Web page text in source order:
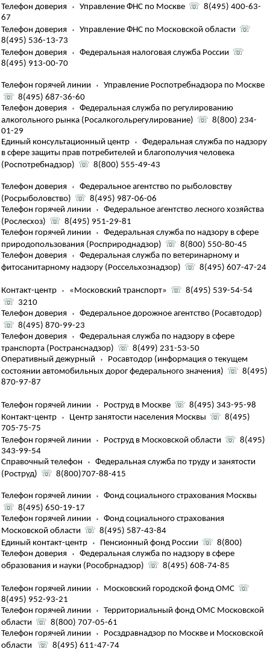
Телефон доверия ⬪ Управление ФНС по Москве ☏ 8(495) 400-63-
67
Телефон доверия ⬪ Управление ФНС по Московской области ☏
8(495) 536-13-73
Телефон доверия ⬪ Федеральная налоговая служба России ☏
8(495) 913-00-70
Телефон горячей линии ⬪ Управление Роспотребнадзора по Москве
☏ 8(495) 687-36-60
Телефон доверия ⬪ Федеральная служба по регулированию
алкогольного рынка (Росалкогольрегулирование) ☏ 8(800) 234-
01-29
Единый консультационный центр ⬪ Федеральная служба по надзору
в сфере защиты прав потребителей и благополучия человека
(Роспотребнадзор) ☏ 8(800) 555-49-43
Телефон доверия ⬪ Федеральное агентство по рыболовству
(Росрыболовство) ☏ 8(495) 987-06-06
Телефон горячей линии ⬪ Федеральное агентство лесного хозяйства
(Рослесхоз) ☏ 8(495) 951-29-81
Телефон горячей линии ⬪ Федеральная служба по надзору в сфере
природопользования (Росприроднадзор) ☏ 8(800) 550-80-45
Телефон доверия ⬪ Федеральная служба по ветеринарному и
фитосанитарному надзору (Россельхознадзор) ☏ 8(495) 607-47-24
Контакт-центр ⬪ «Московский транспорт» ☏ 8(495) 539-54-54
☏ 3210
Телефон доверия ⬪ Федеральное дорожное агентство (Росавтодор)
☏ 8(495) 870-99-23
Телефон доверия ⬪ Федеральная служба по надзору в сфере
транспорта (Ространснадзор) ☏ 8(499) 231-53-50
Оперативный дежурный ⬪
Росавтодор (информация о текущем
состоянии автомобильных дорог федерального значения) ☏ 8(495)
870-97-87
Телефон горячей линии ⬪ Роструд в Москве ☏ 8(495) 343-95-98
Контакт-центр ⬪ Центр занятости населения Москвы ☏ 8(495)
705-75-75
Телефон горячей линии ⬪ Роструд в Московской области ☏ 8(495)
343-99-54
Справочный телефон
⬪ Федеральная служба по труду и занятости
(Роструд) ☏ 8(800)707-88-415
Телефон горячей линии ⬪ Фонд социального страхования Москвы
☏ 8(495) 650-19-17
Телефон горячей линии ⬪ Фонд социального страхования
Московской области ☏ 8(495) 587-43-84
Единый контакт-центр ⬪ Пенсионный фонд России ☏ 8(800)
Телефон доверия ⬪ Федеральная служба по надзору в сфере
образования и науки (Рособрнадзор) ☏ 8(495) 608-74-85
Телефон горячей линии ⬪ Московский городской фонд ОМС ☏
8(495) 952-93-21
Телефон горячей линии ⬪ Территориальный фонд ОМС Московской
области ☏ 8(800) 707-05-61
Телефон горячей линии ⬪
Росздравнадзор по Москве и Московской
области ☏ 8(495) 611-47-74